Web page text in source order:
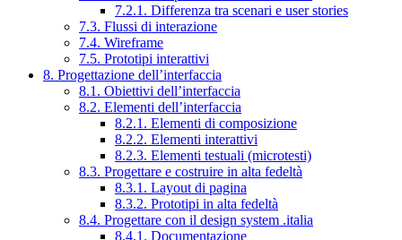
7.2.1. Differenza tra scenari e user stories
7.3. Flussi di interazione
7.4. Wireframe
7.5. Prototipi interattivi
8. Progettazione dell’interfaccia
8.1. Obiettivi dell’interfaccia
8.2. Elementi dell’interfaccia
8.2.1. Elementi di composizione
8.2.2. Elementi interattivi
8.2.3. Elementi testuali (microtesti)
8.3. Progettare e costruire in alta fedeltà
8.3.1. Layout di pagina
8.3.2. Prototipi in alta fedeltà
8.4. Progettare con il design system .italia
8.4.1. Documentazione